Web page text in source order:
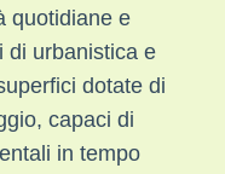
quotidiane e
di urbanistica e
dotate di
capaci di
in tempo